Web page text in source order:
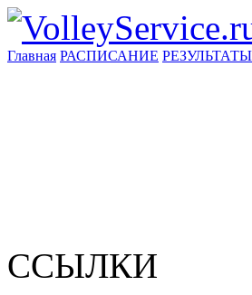
Главная РАСПИСАНИЕ РЕЗУЛЬТАТЫ
ССЫЛКИ